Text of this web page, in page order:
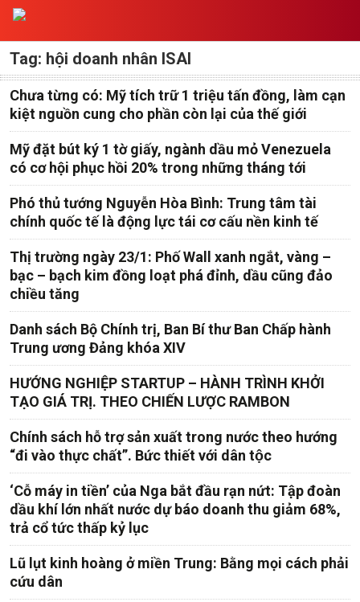
Tag: hội doanh nhân ISAI
Chưa từng có: Mỹ tích trữ 1 triệu tấn đồng, làm cạn
kiệt nguồn cung cho phần còn lại của thế giới
Mỹ đặt bút ký 1 tờ giấy, ngành dầu mỏ Venezuela
có cơ hội phục hồi 20% trong những tháng tới
Phó thủ tướng Nguyễn Hòa Bình: Trung tâm tài
chính quốc tế là động lực tái cơ cấu nền kinh tế
Thị trường ngày 23/1: Phố Wall xanh ngắt, vàng –
bạc – bạch kim đồng loạt phá đỉnh, dầu cũng đảo
chiều tăng
Danh sách Bộ Chính trị, Ban Bí thư Ban Chấp hành
Trung ương Đảng khóa XIV
HƯỚNG NGHIỆP STARTUP – HÀNH TRÌNH KHỞI
TẠO GIÁ TRỊ. THEO CHIẾN LƯỢC RAMBON
Chính sách hỗ trợ sản xuất trong nước theo hướng
“đi vào thực chất”. Bức thiết với dân tộc
‘Cỗ máy in tiền’ của Nga bắt đầu rạn nứt: Tập đoàn
dầu khí lớn nhất nước dự báo doanh thu giảm 68%,
trả cổ tức thấp kỷ lục
Lũ lụt kinh hoàng ở miền Trung: Bằng mọi cách phải
cứu dân